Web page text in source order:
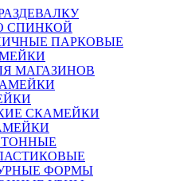
СПИНКОЙ
ПАРКОВЫЕ
МАГАЗИНОВ
СКАМЕЙКИ
ФОРМЫ